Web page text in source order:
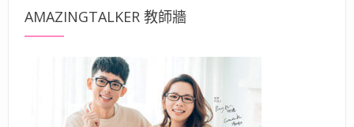
AMAZINGTALKER 教師牆